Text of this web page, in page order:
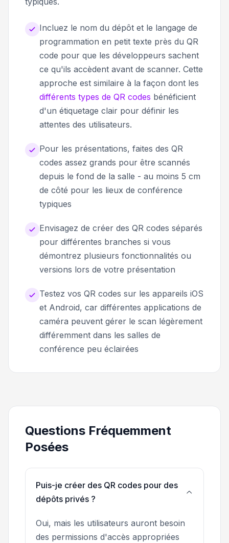
Incluez le nom du dépôt et le langage de
programmation en petit texte près du QR
code pour que les développeurs sachent
ce qu'ils accèdent avant de scanner. Cette
approche est similaire à la façon dont les
différents types de QR codes bénéficient
d'un étiquetage clair pour définir les
attentes des utilisateurs.
Pour les présentations, faites des QR
codes assez grands pour être scannés
depuis le fond de la salle - au moins 5 cm
de côté pour les lieux de conférence
typiques
Envisagez de créer des QR codes séparés
pour différentes branches si vous
démontrez plusieurs fonctionnalités ou
versions lors de votre présentation
Testez vos QR codes sur les appareils iOS
et Android, car différentes applications de
caméra peuvent gérer le scan légèrement
différemment dans les salles de
conférence peu éclairées
Questions Fréquemment
Posées
Puis-je créer des QR codes pour des
dépôts privés ?
Oui, mais les utilisateurs auront besoin
des permissions d'accès appropriées